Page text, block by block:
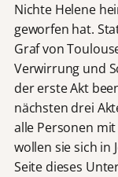
Nichte Helene
geworfen hat.
Graf von
Verwirrung und
der erste Akt
nächsten drei
alle Personen
wollen sie sich in
Seite dieses